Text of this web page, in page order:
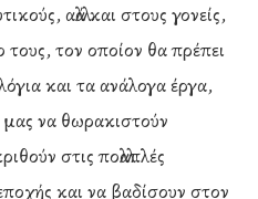
αλλά και στους γονείς,
τον οποίον θα πρέπει
και τα ανάλογα έργα,
μας να θωρακιστούν
στις πολλαπλές
και να βαδίσουν στον